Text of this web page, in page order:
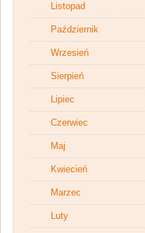
Listopad
Październik
Wrzesień
Sierpień
Lipiec
Czerwiec
Maj
Kwiecień
Marzec
Luty